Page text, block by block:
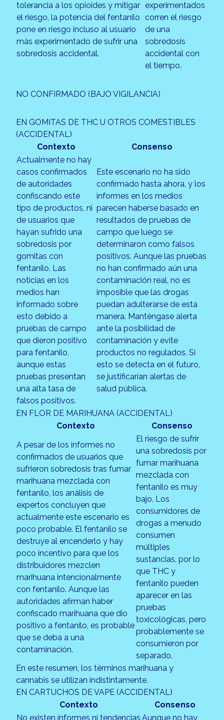
tolerancia a los opioides y mitigar
el riesgo, la potencia del fentanilo
pone en riesgo incluso al usuario
más experimentado de sufrir una
sobredosis accidental.
experimentados
corren el riesgo
de una
sobredosis
accidental con
el tiempo.
NO CONFIRMADO (BAJO VIGILANCIA)
EN GOMITAS DE THC U OTROS COMESTIBLES
(ACCIDENTAL)
Contexto
Consenso
Actualmente no hay
casos confirmados
de autoridades
confiscando este
tipo de productos, ni
de usuarios que
hayan sufrido una
sobredosis por
gomitas con
fentanilo. Las
noticias en los
medios han
informado sobre
esto debido a
pruebas de campo
que dieron positivo
para fentanilo,
aunque estas
pruebas presentan
una alta tasa de
falsos positivos.
Este escenario no ha sido
confirmado hasta ahora, y los
informes en los medios
parecen haberse basado en
resultados de pruebas de
campo que luego se
determinaron como falsos
positivos. Aunque las pruebas
no han confirmado aún una
contaminación real, no es
imposible que las drogas
puedan adulterarse de esta
manera. Manténgase alerta
ante la posibilidad de
contaminación y evite
productos no regulados. Si
esto se detecta en el futuro,
se justificarían alertas de
salud pública.
EN FLOR DE MARIHUANA (ACCIDENTAL)
Contexto
Consenso
A pesar de los informes no
confirmados de usuarios que
sufrieron sobredosis tras fumar
marihuana mezclada con
fentanilo, los análisis de
expertos concluyen que
actualmente este escenario es
poco probable. El fentanilo se
destruye al encenderlo y hay
poco incentivo para que los
distribuidores mezclen
marihuana intencionalmente
con fentanilo. Aunque las
autoridades afirman haber
confiscado marihuana que dio
positivo a fentanilo, es probable
que se deba a una
contaminación.
El riesgo de sufrir
una sobredosis por
fumar marihuana
mezclada con
fentanilo es muy
bajo. Los
consumidores de
drogas a menudo
consumen
múltiples
sustancias, por lo
que THC y
fentanilo pueden
aparecer en las
pruebas
toxicológicas, pero
probablemente se
consumieron por
separado.
En este resumen, los términos marihuana y
cannabis se utilizan indistintamente.
EN CARTUCHOS DE VAPE (ACCIDENTAL)
Contexto
Consenso
No existen informes ni tendencias Aunque no hay